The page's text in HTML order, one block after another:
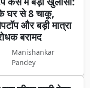
घर से 8 चाकू,
और बड़ी मात्रा
बरामद
Manishankar
Pandey